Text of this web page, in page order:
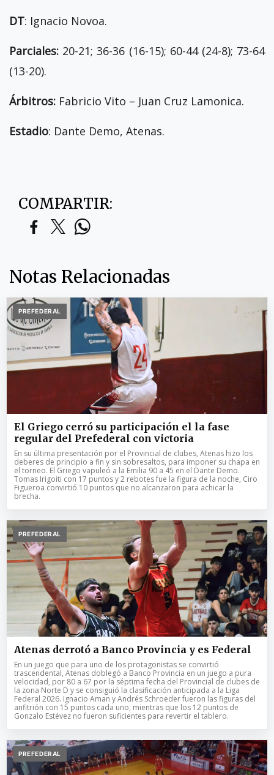
DT: Ignacio Novoa.
Parciales: 20-21; 36-36 (16-15); 60-44 (24-8); 73-64
(13-20).
Árbitros: Fabricio Vito – Juan Cruz Lamonica.
Estadio: Dante Demo, Atenas.
COMPARTIR:
Notas Relacionadas
PREFEDERAL
El Griego cerró su participación el la fase
regular del Prefederal con victoria
En su última presentación por el Provincial de clubes, Atenas hizo los
deberes de principio a fin y sin sobresaltos, para imponer su chapa en
el torneo. El Griego vapuleó a la Emilia 90 a 45 en el Dante Demo.
Tomas Irigoiti con 17 puntos y 2 rebotes fue la figura de la noche, Ciro
Figueroa convirtió 10 puntos que no alcanzaron para achicar la
brecha.
PREFEDERAL
Atenas derrotó a Banco Provincia y es Federal
En un juego que para uno de los protagonistas se convirtió
trascendental, Atenas doblegó a Banco Provincia en un juego a pura
velocidad, por 80 a 67 por la séptima fecha del Provincial de clubes de
la zona Norte D y se consiguió la clasificación anticipada a la Liga
Federal 2026. Ignacio Aman y Andrés Schroeder fueron las figuras del
anfitrión con 15 puntos cada uno, mientras que los 12 puntos de
Gonzalo Estévez no fueron suficientes para revertir el tablero.
PREFEDERAL